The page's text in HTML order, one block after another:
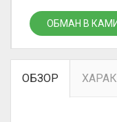
ОБМАН В
ОБЗОР